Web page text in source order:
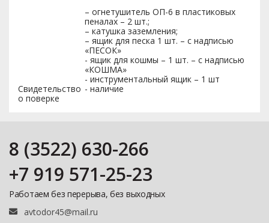
– огнетушитель ОП-6 в пластиковых
пеналах – 2 шт.;
– катушка заземления;
– ящик для песка 1 шт. – с надписью
«ПЕСОК»
- ящик для кошмы – 1 шт. – с надписью
«КОШМА»
- инструментальный ящик – 1 шт
Свидетельство
о поверке
- наличие
8 (3522) 630-266
+7 919 571-25-23
Работаем без перерыва, без выходных
avtodor45@mail.ru